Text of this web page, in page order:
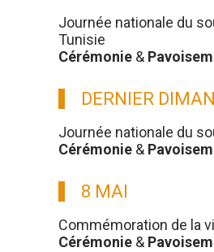
Journée nationale du
Tunisie
Cérémonie &
DERNIER
Journée nationale du
Cérémonie &
8 MAI
Commémoration de la
Cérémonie &